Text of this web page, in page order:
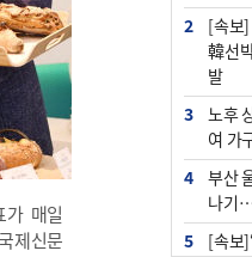
가 매일
제신문
2
[속보
韓선
발
3
노후
여 가
4
부산
나기
5
[속보